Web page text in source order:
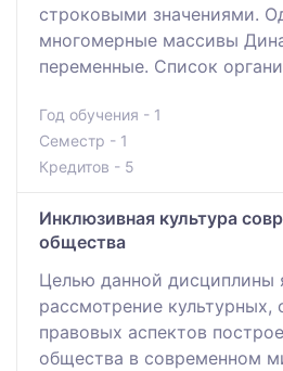
строковыми значениями.
многомерные массивы
переменные. Список
Год обучения - 1
Семестр - 1
Кредитов - 5
Инклюзивная культура
общества
Целью данной дисциплины
рассмотрение культурных,
правовых аспектов
общества в современном